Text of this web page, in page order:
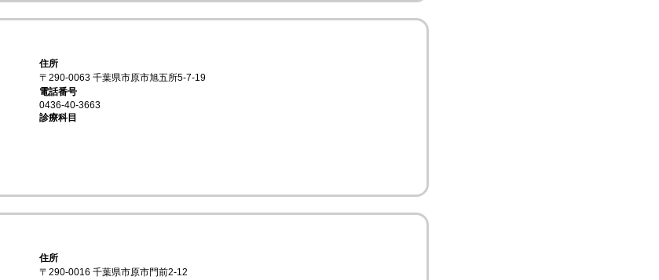
住所
〒290-0063 千葉県市原市旭五所5-7-19
電話番号
0436-40-3663
診療科目
住所
〒290-0016 千葉県市原市門前2-12